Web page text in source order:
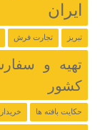
ایران
تبریز تجارت فرش
تهیه و
کشور
حکایت بافته ها